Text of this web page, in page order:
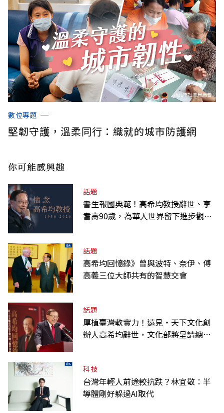
數位專題
堅韌守護，溫柔同行：織就的城市防護網
你可能感興趣
話題
書生報國典範！高希均教授辭世、享
耆壽90歲，為華人世界留下進步觀念
話題
高希均回憶錄》曾與波特、奈伊、傅
高義三位大師共有的智慧交會
話題
厚植臺灣軟實力！遠見‧天下文化創
辦人高希均辭世，文化部將呈請總統
科技
台灣年輕人前途較抗跌？林宜敬：半
導體剛好躲過AI取代